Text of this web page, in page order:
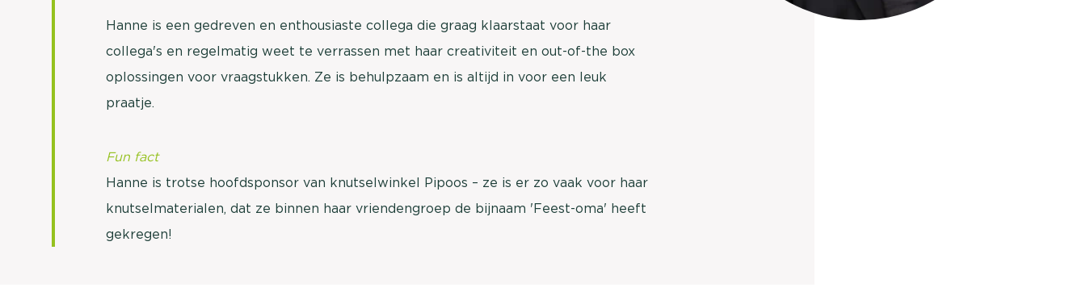
Bekijk meer >
Hanne is een gedreven en enthousiaste collega die graag klaarstaat voor haar
collega's en regelmatig weet te verrassen met haar creativiteit en out-of-the box
oplossingen voor vraagstukken. Ze is behulpzaam en is altijd in voor een leuk
praatje.
Fun fact
Hanne is trotse hoofdsponsor van knutselwinkel Pipoos – ze is er zo vaak voor haar
knutselmaterialen, dat ze binnen haar vriendengroep de bijnaam 'Feest-oma' heeft
gekregen!